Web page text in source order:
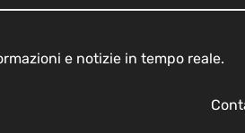
e notizie in tempo reale.